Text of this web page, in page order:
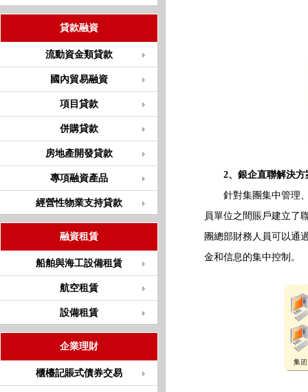
貸款融資
流動資金類貸款
國內貿易融資
項目貸款
併購貸款
房地產開發貸款
專項融資產品
經營性物業支持貸款
融資租賃
船舶與海工設備租賃
航空租賃
設備租賃
企業理財
櫃檯記賬式債券交易
2、銀企直聯解決方
針對集團集中管理、
員單位之間賬戶建立了
團總部財務人員可以通
金和信息的集中控制。